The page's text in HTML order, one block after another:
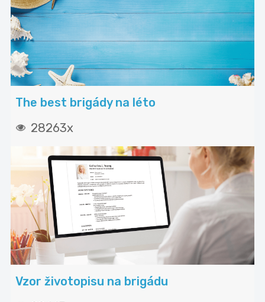
The best brigády na léto
28263x
Vzor životopisu na brigádu